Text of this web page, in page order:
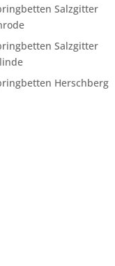
Salzgitter
Salzgitter
Herschberg